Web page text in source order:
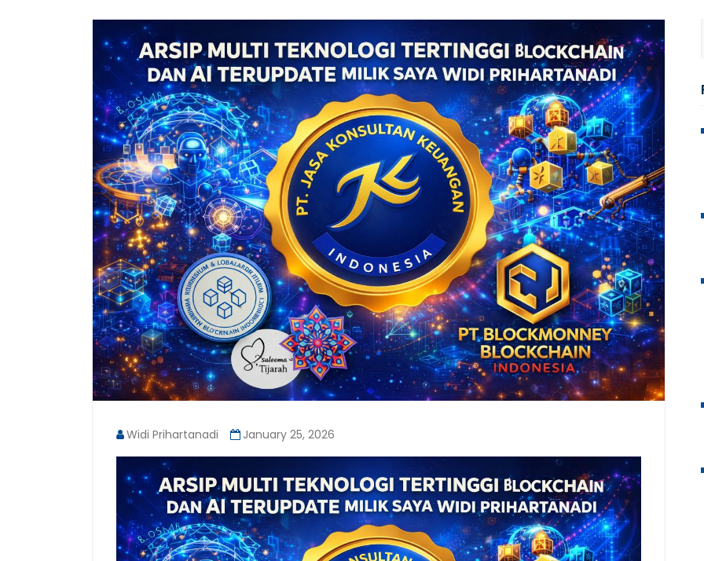
Widi Prihartanadi January 25, 2026